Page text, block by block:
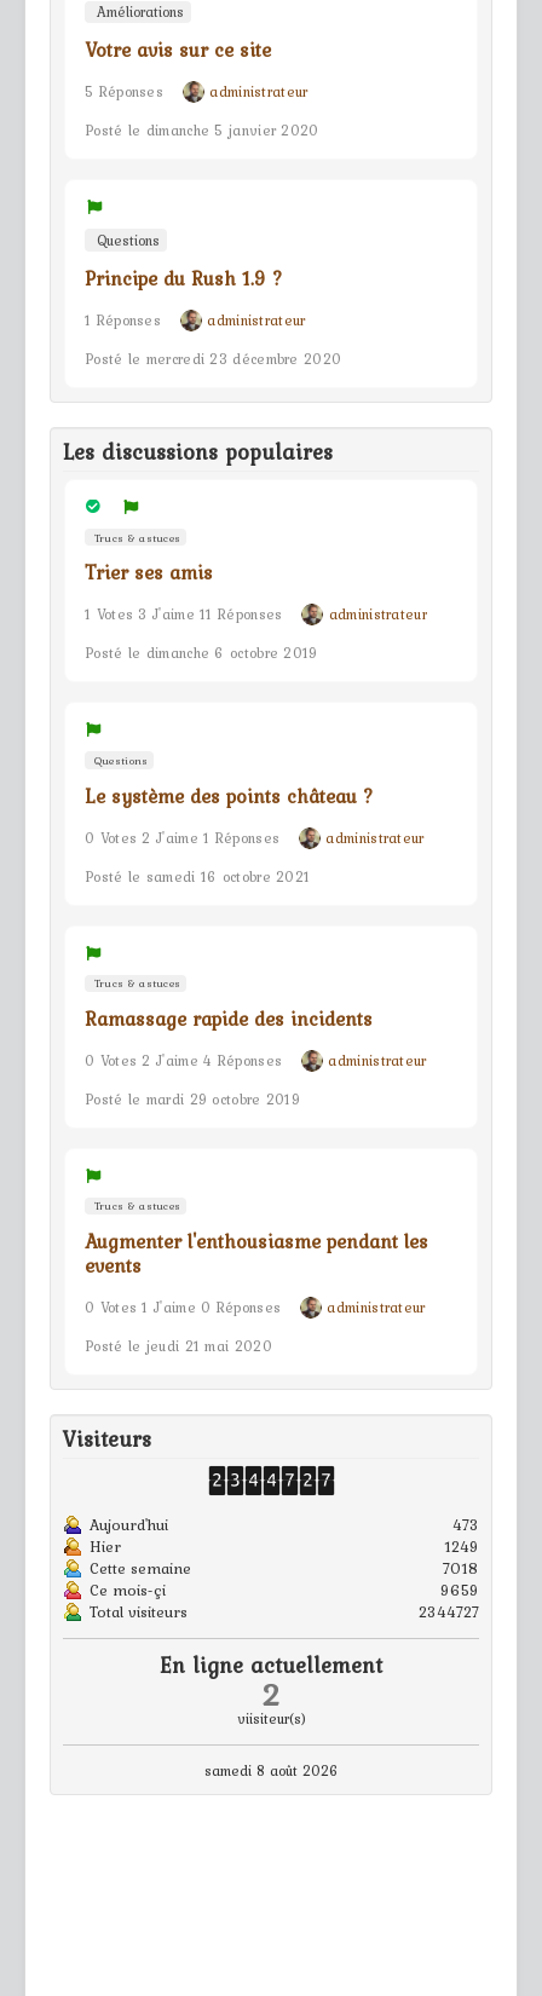
Améliorations
Votre avis sur ce site
5 Réponses
administrateur
Posté le dimanche 5 janvier 2020
Questions
Principe du Rush 1.9 ?
1 Réponses
administrateur
Posté le mercredi 23 décembre 2020
Les discussions populaires
Trucs & astuces
Trier ses amis
1 Votes 3 J'aime 11 Réponses
administrateur
Posté le dimanche 6 octobre 2019
Questions
Le système des points château ?
0 Votes 2 J'aime 1 Réponses
administrateur
Posté le samedi 16 octobre 2021
Trucs & astuces
Ramassage rapide des incidents
0 Votes 2 J'aime 4 Réponses
administrateur
Posté le mardi 29 octobre 2019
Trucs & astuces
Augmenter l'enthousiasme pendant les
events
0 Votes 1 J'aime 0 Réponses
administrateur
Posté le jeudi 21 mai 2020
Visiteurs
Aujourd'hui
473
Hier
1249
Cette semaine
7018
Ce mois-çi
9659
Total visiteurs
2344727
En ligne actuellement
2
viisiteur(s)
samedi 8 août 2026